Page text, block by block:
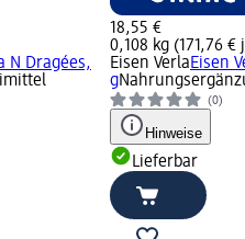
N Dragées,
18,55 €
0,108 kg (171,76 €
Eisen VerlaEisen
g
(0)
Hinweise
Lieferbar